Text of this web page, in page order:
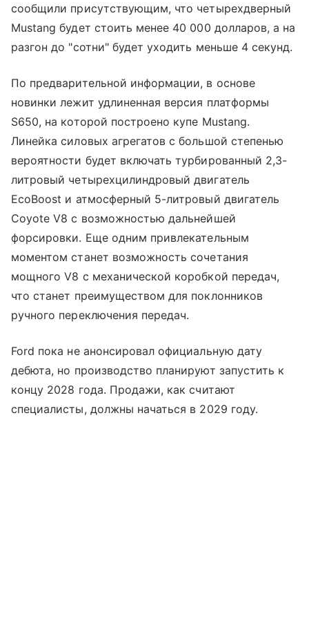
сообщили присутствующим, что четырехдверный
Mustang будет стоить менее 40 000 долларов, а на
разгон до "сотни" будет уходить меньше 4 секунд.
По предварительной информации, в основе
новинки лежит удлиненная версия платформы
S650, на которой построено купе Mustang.
Линейка силовых агрегатов с большой степенью
вероятности будет включать турбированный 2,3-
литровый четырехцилиндровый двигатель
EcoBoost и атмосферный 5-литровый двигатель
Coyote V8 с возможностью дальнейшей
форсировки. Еще одним привлекательным
моментом станет возможность сочетания
мощного V8 с механической коробкой передач,
что станет преимуществом для поклонников
ручного переключения передач.
Ford пока не анонсировал официальную дату
дебюта, но производство планируют запустить к
концу 2028 года. Продажи, как считают
специалисты, должны начаться в 2029 году.